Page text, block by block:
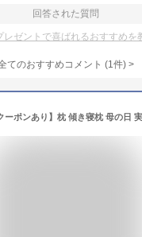
回答された質問
レゼントで喜ばれるおすすめを
てのおすすめコメント (1件) >